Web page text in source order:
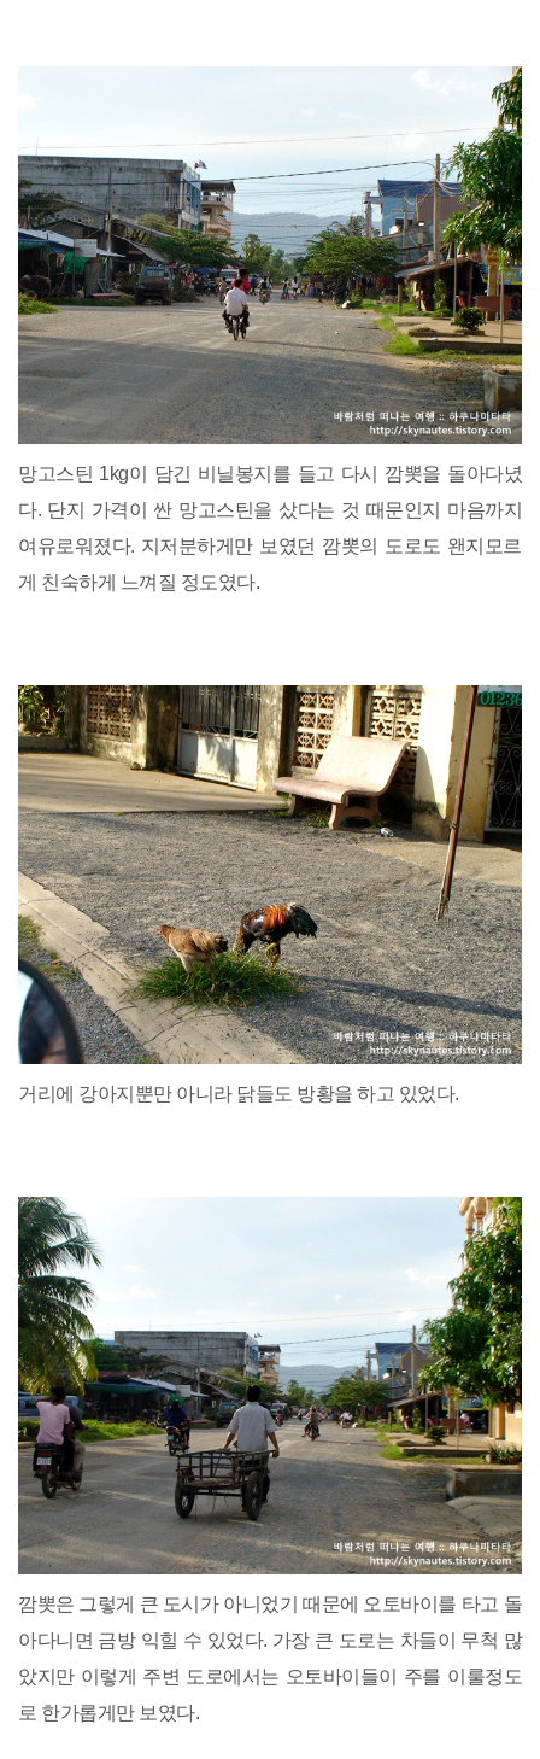
망고스틴 1kg이 담긴 비닐봉지를 들고 다시 깜뽓을 돌아다녔
다. 단지 가격이 싼 망고스틴을 샀다는 것 때문인지 마음까지
여유로워졌다. 지저분하게만 보였던 깜뽓의 도로도 왠지모르
게 친숙하게 느껴질 정도였다.
거리에 강아지뿐만 아니라 닭들도 방황을 하고 있었다.
깜뽓은 그렇게 큰 도시가 아니었기 때문에 오토바이를 타고 돌
아다니면 금방 익힐 수 있었다. 가장 큰 도로는 차들이 무척 많
았지만 이렇게 주변 도로에서는 오토바이들이 주를 이룰정도
로 한가롭게만 보였다.